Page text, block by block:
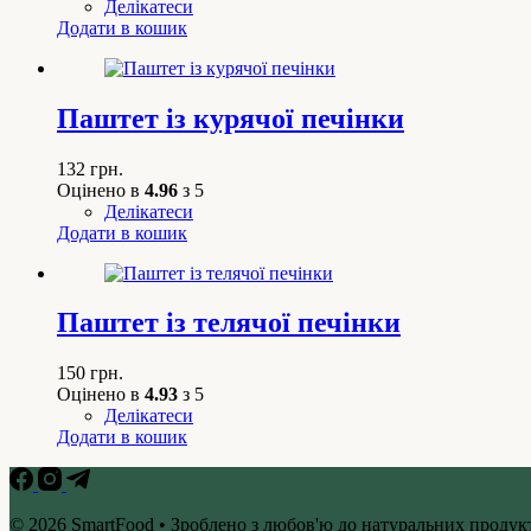
Делікатеси
Додати в кошик
Паштет із курячої печінки
132 грн.
Оцінено в 4.96 з 5
Делікатеси
Додати в кошик
Паштет із телячої печінки
150 грн.
Оцінено в 4.93 з 5
Делікатеси
Додати в кошик
© 2026 SmartFood • Зроблено з любов'ю до натуральних